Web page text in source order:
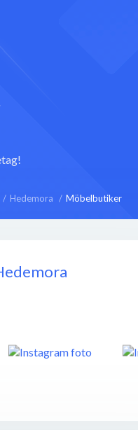
Hedemora Möbelbutiker